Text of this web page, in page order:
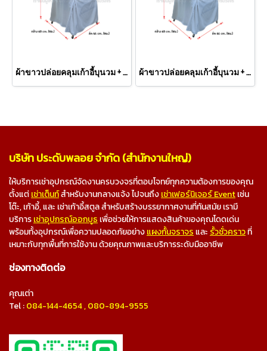
ผ้าขาวปล่อยคลุมเก้าอี้บุนวม + โบว์สีฟ้า ผ้าขาวปล่อยคลุมเก้าอี้บุนวม + โบว์สีดำ
บริษัท ประดับพลอย จำกัด (สำนักงานใหญ่)
ให้บริการเช่าอุปกรณ์จัดงานครบวงจรที่ตอบโจทย์ทุกความต้องการของคุณ
ตั้งแต่เช่าเต็นท์สำหรับงานกลางแจ้ง ไปจนถึงเช่าเฟอร์นิเจอร์ Eventเช่น
โต๊ะ, เก้าอี้, และ เช่าเก้าอี้สตูล สำหรับสร้างบรรยากาศงานที่ทันสมัย เรามี
บริการเช่าอุปกรณ์ออกบูธเพื่อช่วยให้การแสดงสินค้าของคุณโดดเด่น
พร้อมทั้งอุปกรณ์เพื่อความปลอดภัยอย่างแผงกั้นจราจรและ รั้วชั่วคราวที่
เหมาะกับทุกพื้นที่การใช้งาน ด้วยคุณภาพและบริการระดับมืออาชีพ
ช่องทางติดต่อ
คุณเต่า
Tel :084-144-4654,080-894-9555